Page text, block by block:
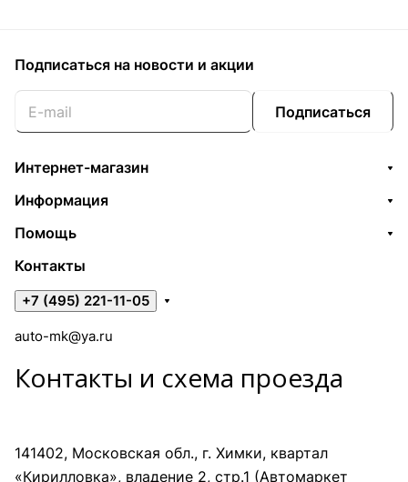
Подписаться на новости и акции
Подписаться
Интернет-магазин
Информация
Помощь
Контакты
+7 (495) 221-11-05
auto-mk@ya.ru
Контакты и схема проезда
141402, Московская обл., г. Химки, квартал
«Кирилловка», владение 2, стр.1 (Автомаркет